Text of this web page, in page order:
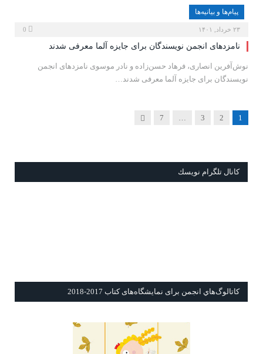
پیام‌ها و بیانیه‌ها
۲۳ خرداد, ۱۴۰۱
نامزدهای انجمن نویسندگان برای جایزه آلما معرفی شدند
نوش‌آفرین انصاری، فرهاد حسن‌زاده و نادر موسوی نامزدهای انجمن
نویسندگان برای جایزه آلما معرفی شدند…
1
2
3
…
7
Next
كانال تلگرام نويسك
كاتالوگ‌هاي انجمن برای نمايشگاه‌های كتاب 2017-2018